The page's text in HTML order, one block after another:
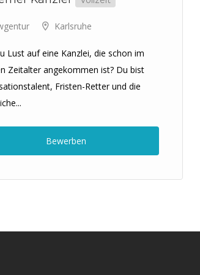
Karlsruhe
Lust auf eine Kanzlei, die schon im
Zeitalter angekommen ist? Du bist
Fristen-Retter und die
Bewerben